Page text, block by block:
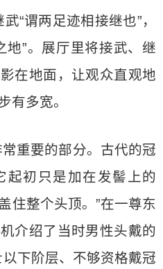
“谓两足迹相接继也”，
地”。展厅里将接武、继
在地面，让观众直观地
有多宽。
重要的部分。古代的冠
起初只是加在发髻上的
住整个头顶。”在一尊东
介绍了当时男性头戴的
下阶层、不够资格戴冠